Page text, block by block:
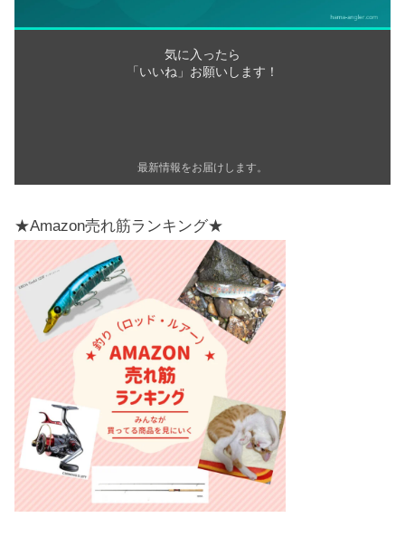
気に入ったら
「いいね」お願いします！
最新情報をお届けします。
★Amazon売れ筋ランキング★